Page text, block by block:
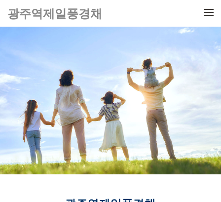
메뉴 건너뛰기
광주역제일풍경채